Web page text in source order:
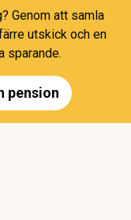
Genom att samla
utskick och en
sparande.
pension